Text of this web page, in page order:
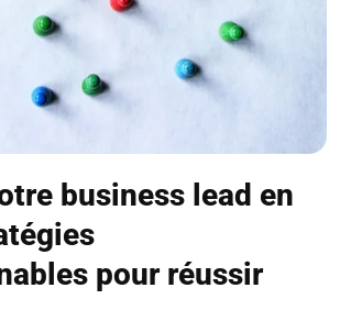
business lead en
pour réussir